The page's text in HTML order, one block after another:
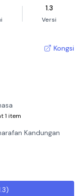
1.3
Versi
Kongsi
1 item
Kandungan
)